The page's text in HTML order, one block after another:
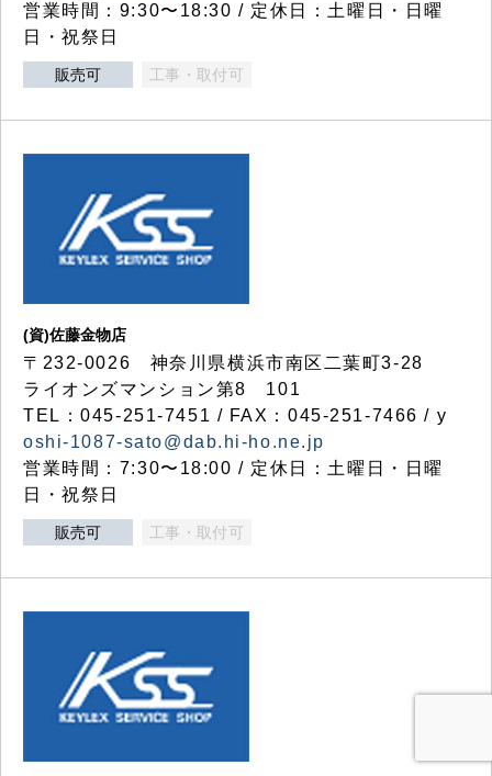
営業時間：9:30〜18:30 / 定休日：土曜日・日曜
日・祝祭日
販売可 工事・取付可
(資)佐藤金物店
〒232-0026 神奈川県横浜市南区二葉町3-28
ライオンズマンション第8 101
TEL：045-251-7451 / FAX：045-251-7466 / y
oshi-1087-sato@dab.hi-ho.ne.jp
営業時間：7:30〜18:00 / 定休日：土曜日・日曜
日・祝祭日
販売可 工事・取付可